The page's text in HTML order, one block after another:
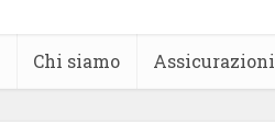
Chi siamo Assicurazioni